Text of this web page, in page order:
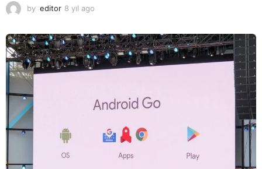
by editor 8 yıl ago
l
a
g